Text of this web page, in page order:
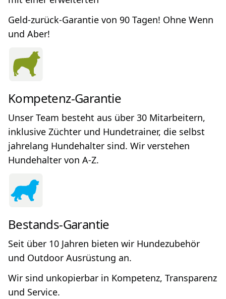
Geld-zurück-Garantie von 90 Tagen! Ohne Wenn
und Aber!
Kompetenz-Garantie
Unser Team besteht aus über 30 Mitarbeitern,
inklusive Züchter und Hundetrainer, die selbst
jahrelang Hundehalter sind. Wir verstehen
Hundehalter von A-Z.
Bestands-Garantie
Seit über 10 Jahren bieten wir Hundezubehör
und Outdoor Ausrüstung an.
Wir sind unkopierbar in Kompetenz, Transparenz
und Service.